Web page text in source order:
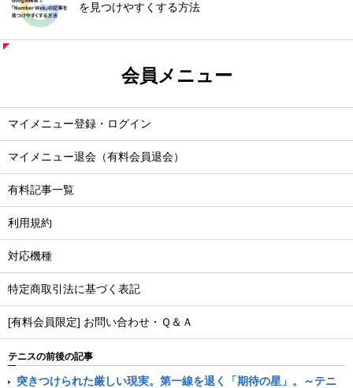
を見つけやすくする方法
会員メニュー
マイメニュー登録・ログイン
マイメニュー退会（有料会員退会）
有料記事一覧
利用規約
対応機種
特定商取引法に基づく表記
[有料会員限定] お問い合わせ・Ｑ＆Ａ
テニスの前後の記事
突きつけられた厳しい現実。第一線を退く「期待の星」。～テニ